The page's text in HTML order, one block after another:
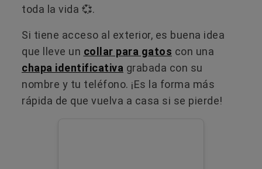
toda la vida 💞.
Si tiene acceso al exterior, es buena idea
que lleve un collar para gatos con una
chapa identificativa grabada con su
nombre y tu teléfono. ¡Es la forma más
rápida de que vuelva a casa si se pierde!